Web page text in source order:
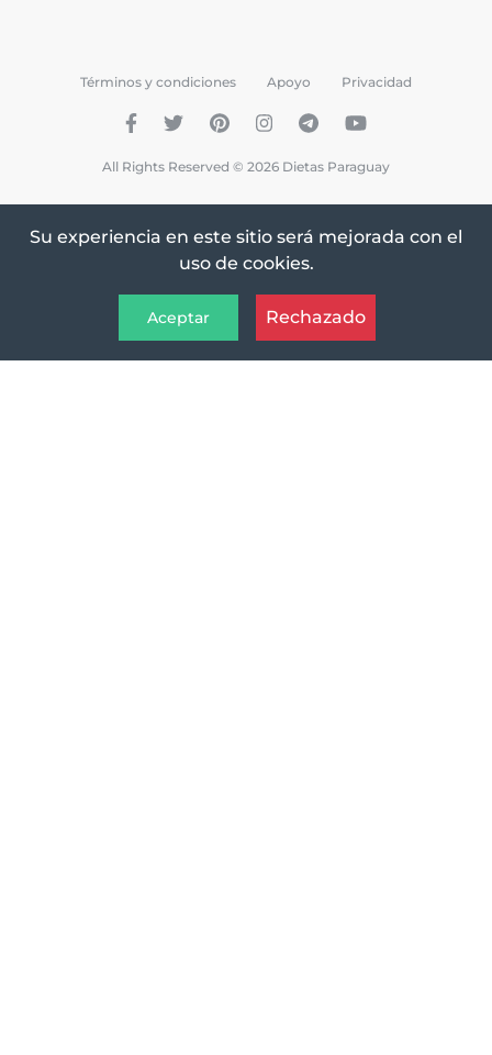
All Rights Reserved © 2026 Dietas Paraguay
Términos y condiciones Apoyo Privacidad
Su experiencia en este sitio será mejorada con el
uso de cookies.
Aceptar Rechazado